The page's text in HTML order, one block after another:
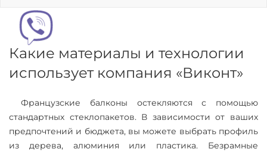
Какие материалы и технологии
использует компания «Виконт»
Французские балконы остекляются с помощью
стандартных стеклопакетов. В зависимости от ваших
предпочтений и бюджета, вы можете выбрать профиль
из дерева, алюминия или пластика. Безрамные